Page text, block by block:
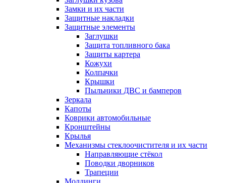
Замки и их части
Защитные накладки
Защитные элементы
Заглушки
Защита топливного бака
Защиты картера
Кожухи
Колпачки
Крышки
Пыльники ДВС и бамперов
Зеркала
Капоты
Коврики автомобильные
Кронштейны
Крылья
Механизмы стеклоочистителя и их части
Направляющие стёкол
Поводки дворников
Трапеции
Молдинги